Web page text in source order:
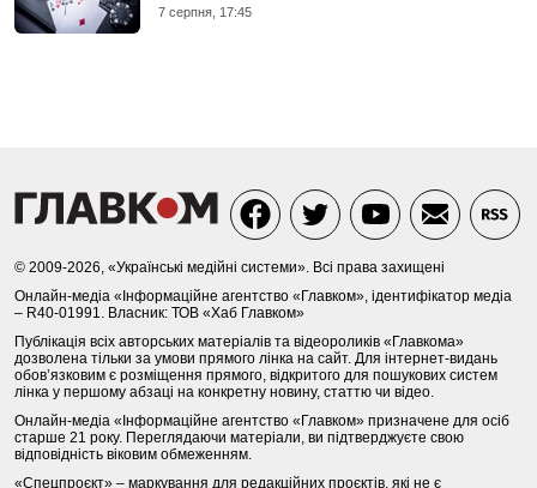
7 серпня, 17:45
© 2009-2026, «Українські медійні системи». Всі права захищені
Онлайн-медіа «Інформаційне агентство «Главком», ідентифікатор медіа
– R40-01991. Власник: ТОВ «Хаб Главком»
Публікація всіх авторських матеріалів та відеороликів «Главкома»
дозволена тільки за умови прямого лінка на сайт. Для інтернет-видань
обов’язковим є розміщення прямого, відкритого для пошукових систем
лінка у першому абзаці на конкретну новину, статтю чи відео.
Онлайн-медіа «Інформаційне агентство «Главком» призначене для осіб
старше 21 року. Переглядаючи матеріали, ви підтверджуєте свою
відповідність віковим обмеженням.
«Спецпроєкт» – маркування для редакційних проєктів, які не є